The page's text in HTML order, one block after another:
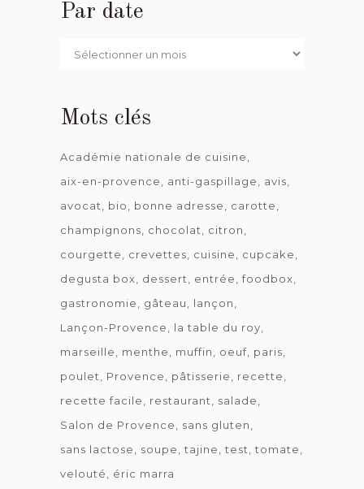
Par date
Par
Mots clés
Académie nationale de cuisine
aix-en-provence
anti-gaspillage
avis
avocat
bio bonne adresse
carotte
champignons
chocolat
citron
courgette
crevettes cuisine
cupcake
degusta box
dessert entrée
foodbox
gastronomie
gâteau
lançon
Lançon-Provence
la table du roy
marseille
menthe muffin oeuf paris
poulet
Provence pâtisserie
recette
recette facile
restaurant
salade
Salon de Provence
sans gluten
sans lactose
soupe tajine test
tomate
velouté
éric marra